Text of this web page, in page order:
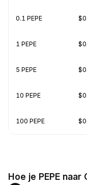
0.1 PEPE
1 PEPE
5 PEPE
10 PEPE
100 PEPE
Hoe je PEPE